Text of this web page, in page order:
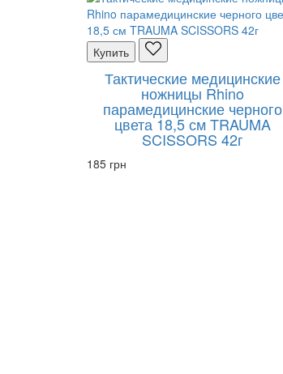
Купить
Тактические медицинские
ножницы Rhino
парамедицинские черного
цвета 18,5 см TRAUMA
SCISSORS 42г
185 грн